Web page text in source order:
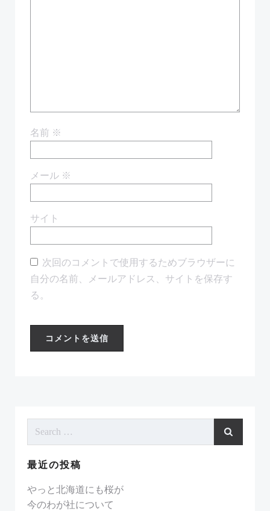
名前 ※
メール ※
サイト
次回のコメントで使用するためブラウザーに
自分の名前、メールアドレス、サイトを保存す
る。
Search
最近の投稿
やっと北海道にも桜が
今のわが社について